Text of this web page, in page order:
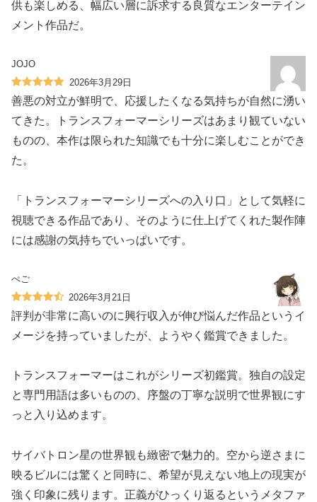
供も楽しめる、幅広い層に訴求する良質なエンターテイン
メント作品だ。
JOJO
2026年3月29日
善悪の対立が鮮明で、応援したくなる気持ちが自然に湧い
てきた。トランスフォーマーシリーズはあまり観ていない
ものの、本作は限られた知識でも十分に楽しむことができ
た。
「トランスフォーマーシリーズへの入り口」として気軽に
視聴できる作品であり、そのように仕上げてくれた製作陣
には感謝の気持ちでいっぱいです。
ぺご
2026年3月21日
評判が非常に高いのに興行収入が伸び悩んだ作品というイ
メージを持っていましたが、ようやく鑑賞できました。
トランスフォーマーはこれがシリーズ初鑑賞。独自の設定
と専門用語は多いものの、序盤の丁寧な説明で世界観にす
っと入り込めます。
サイバトロン星の世界観も緻密で魅力的。空から逆さまに
映るビルには驚くと同時に、希望が見えない地上の現実が
強く印象に残ります。正義がひっくり返るというメタファ